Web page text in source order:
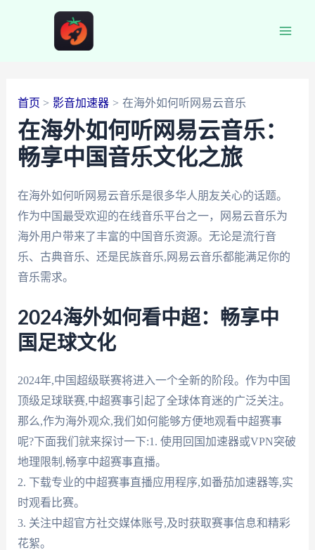
首页 影音加速器 在海外如何听网易云音乐
在海外如何听网易云音乐：
畅享中国音乐文化之旅
在海外如何听网易云音乐是很多华人朋友关心的话题。
作为中国最受欢迎的在线音乐平台之一，网易云音乐为
海外用户带来了丰富的中国音乐资源。无论是流行音
乐、古典音乐、还是民族音乐,网易云音乐都能满足你的
音乐需求。
2024海外如何看中超：畅享中
国足球文化
2024年,中国超级联赛将进入一个全新的阶段。作为中国
顶级足球联赛,中超赛事引起了全球体育迷的广泛关注。
那么,作为海外观众,我们如何能够方便地观看中超赛事
呢?下面我们就来探讨一下:1. 使用回国加速器或VPN突破
地理限制,畅享中超赛事直播。
2. 下载专业的中超赛事直播应用程序,如番茄加速器等,实
时观看比赛。
3. 关注中超官方社交媒体账号,及时获取赛事信息和精彩
花絮。